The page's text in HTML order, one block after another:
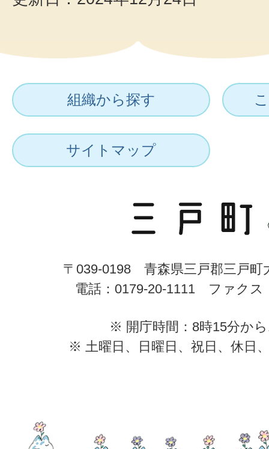
組織から探す
サイトマップ
〒039-0198 青森県三戸郡三戸町
電話：0179-20-1111 ファクス
※ 開庁時間：8時15分か
※ 土曜日、日曜日、祝日、休日